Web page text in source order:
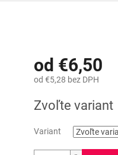
od €6,50
od €5,28 bez DPH
cena:
Zvoľte variant
Variant